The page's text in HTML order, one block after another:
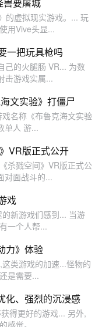
兽要屠城
的虚拟现实游戏。... 玩
用Vive头显...
一把玩具枪吗
己的火腿肠 VR... 为数
击游戏实属...
文实验》打僵尸
名称《布鲁克海文实验
单人 游...
VR版正式公开
杀戮空间》VR版正式公
对面战斗的...
戏
新游戏们感到... 当游
一个人帮...
力》体验
类游戏的加速...怪物的
是需要...
化、强烈的沉浸感
得更好的游戏... 另外,